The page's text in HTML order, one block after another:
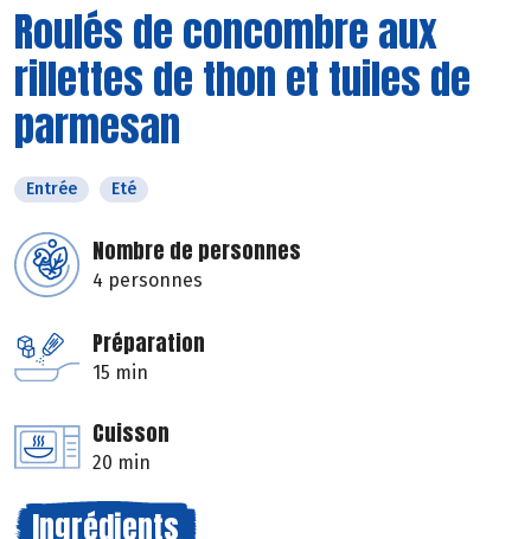
Roulés de concombre aux
rillettes de thon et tuiles de
parmesan
Entrée Eté
Nombre de personnes
4 personnes
Préparation
15 min
Cuisson
20 min
Ingrédients